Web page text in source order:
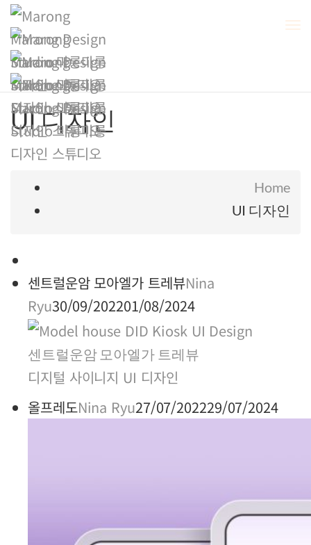
UI 디자인
Home
UI 디자인
센트럴운암 모아엘가 트레뷰Nina
Ryu30/09/202201/08/2024
센트럴운암 모아엘가 트레뷰
디지털 사이니지 UI 디자인
올프레도Nina Ryu27/07/202229/07/2024